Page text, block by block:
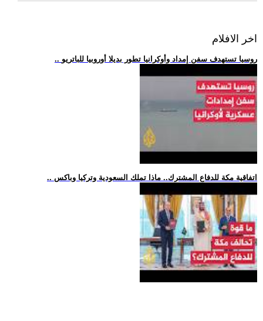
اخر الافلام
.. روسيا تستهدف سفن إمداد وأوكرانيا تطور بديلا أوروبيا للباتريو
.. اتفاقية مكة للدفاع المشترك.. ماذا تملك السعودية وتركيا وباكس